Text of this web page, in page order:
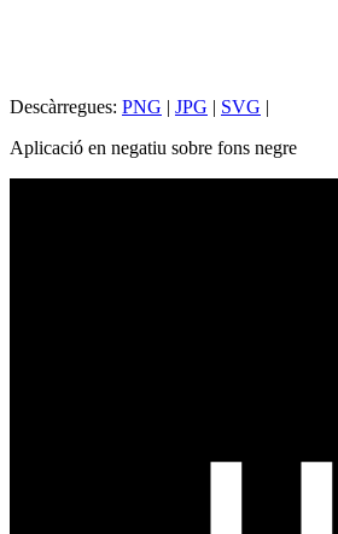
Descàrregues: PNG | JPG | SVG |
Aplicació en negatiu sobre fons negre